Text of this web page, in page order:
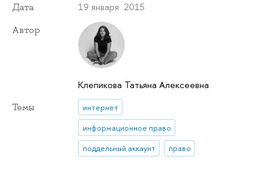
Дата 19 января 2015
Автор
Клепикова Татьяна Алексеевна
Темы
интернет
информационное право
поддельный аккаунт
право